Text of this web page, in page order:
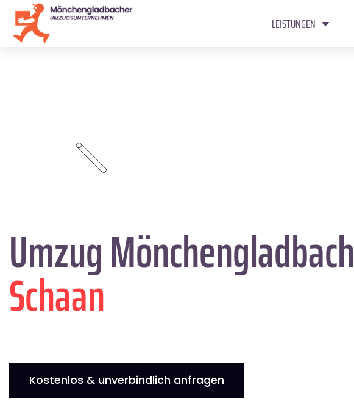
LEISTUNGEN
Umzug Mönchengladbach
Schaan
Kostenlos & unverbindlich anfragen